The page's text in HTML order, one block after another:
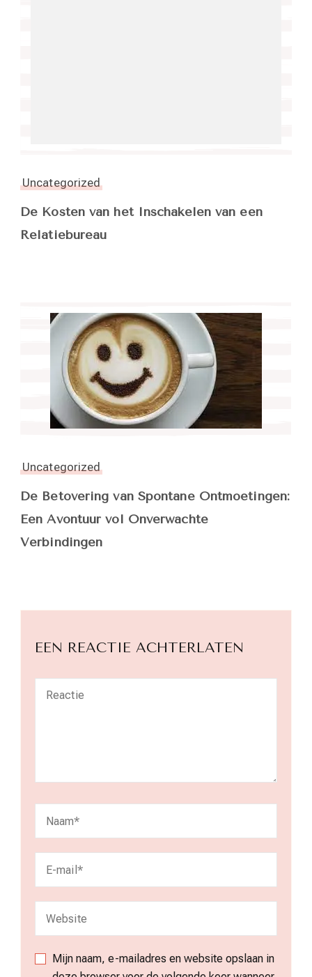
Uncategorized
De Kosten van het Inschakelen van een
Relatiebureau
Uncategorized
De Betovering van Spontane Ontmoetingen:
Een Avontuur vol Onverwachte
Verbindingen
EEN REACTIE ACHTERLATEN
Mijn naam, e-mailadres en website opslaan in